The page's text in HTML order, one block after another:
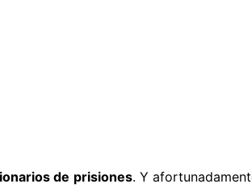
de prisiones. Y